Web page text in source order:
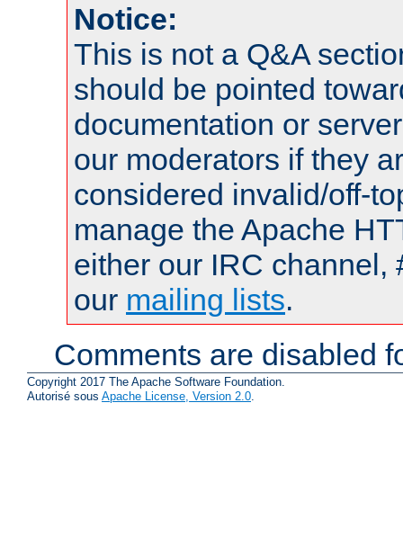
Notice:
This is not a Q&A
should be pointed
documentation or
our moderators if they
considered invalid/off-
manage the Apache
either our IRC channel,
our mailing lists.
Comments are disabled
Copyright 2017 The Apache Software Foundation.
Autorisé sous Apache License, Version 2.0.